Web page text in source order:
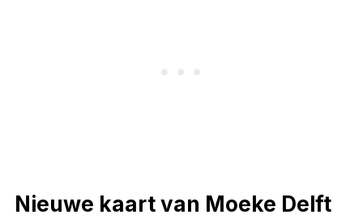
Nieuwe kaart van Moeke Delft